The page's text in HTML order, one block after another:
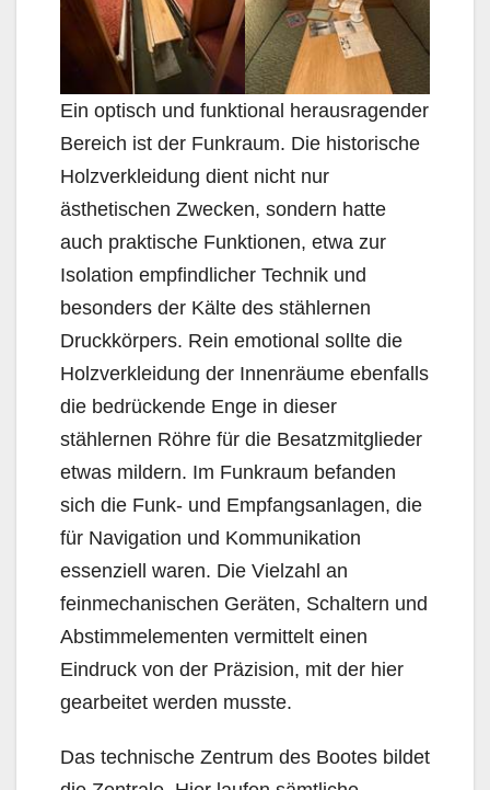
Ein optisch und funktional herausragender
Bereich ist der Funkraum. Die historische
Holzverkleidung dient nicht nur
ästhetischen Zwecken, sondern hatte
auch praktische Funktionen, etwa zur
Isolation empfindlicher Technik und
besonders der Kälte des stählernen
Druckkörpers. Rein emotional sollte die
Holzverkleidung der Innenräume ebenfalls
die bedrückende Enge in dieser
stählernen Röhre für die Besatzmitglieder
etwas mildern. Im Funkraum befanden
sich die Funk- und Empfangsanlagen, die
für Navigation und Kommunikation
essenziell waren. Die Vielzahl an
feinmechanischen Geräten, Schaltern und
Abstimmelementen vermittelt einen
Eindruck von der Präzision, mit der hier
gearbeitet werden musste.
Das technische Zentrum des Bootes bildet